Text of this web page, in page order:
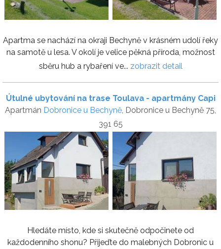
Apartma se nachází na okraji Bechyně v krásném udolí řeky
na samotě u lesa. V okolí je velice pěkná příroda, možnost
sběru hub a rybaření ve... zobrazit detail
Útulné ubytování na trase Toulava - apartmány Capi
Apartmán Dobronice u Bechyně, Dobronice u Bechyně 75,
391 65
Hledáte místo, kde si skutečně odpočinete od
každodenního shonu? Přijeďte do malebných Dobronic u